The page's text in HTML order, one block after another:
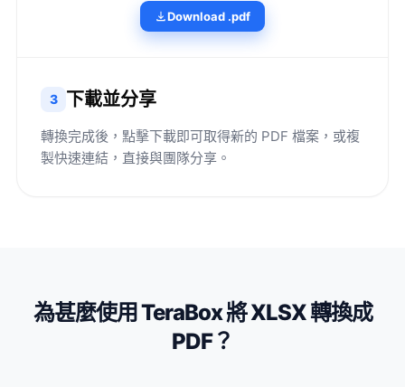
Download .pdf
3 下載並分享
轉換完成後，點擊下載即可取得新的 PDF 檔案，或複
製快速連結，直接與團隊分享。
為甚麼使用 TeraBox 將 XLSX 轉換成
PDF？